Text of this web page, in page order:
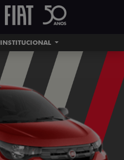
INSTITUCIONAL